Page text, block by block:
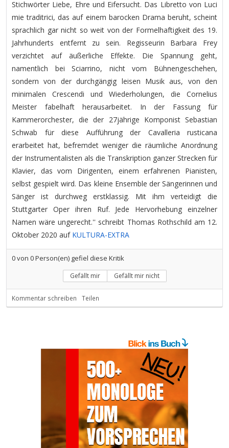
Stichwörter Liebe, Ehre und Eifersucht. Das Libretto von Luci
mie traditrici, das auf einem barocken Drama beruht, scheint
sprachlich gar nicht so weit von der Formelhaftigkeit des 19.
Jahrhunderts entfernt zu sein. Regisseurin Barbara Frey
verzichtet auf äußerliche Effekte. Die Spannung geht,
namentlich bei Sciarrino, nicht vom Bühnengeschehen,
sondern von der durchgängig leisen Musik aus, von den
minimalen Crescendi und Wiederholungen, die Cornelius
Meister fabelhaft herausarbeitet. In der Fassung für
Kammerorchester, die der 27jährige Komponist Sebastian
Schwab für diese Aufführung der Cavalleria rusticana
erarbeitet hat, befremdet weniger die räumliche Anordnung
der Instrumentalisten als die Transkription ganzer Strecken für
Klavier, das vom Dirigenten, einem erfahrenen Pianisten,
selbst gespielt wird. Das kleine Ensemble der Sängerinnen und
Sänger ist durchweg erstklassig. Mit ihm verteidigt die
Stuttgarter Oper ihren Ruf. Jede Hervorhebung einzelner
Namen wäre ungerecht.'' schreibt Thomas Rothschild am 12.
Oktober 2020 auf KULTURA-EXTRA
0von 0Person(en) gefiel diese Kritik
Gefällt mir Gefällt mir nicht
Kommentar schreiben Teilen